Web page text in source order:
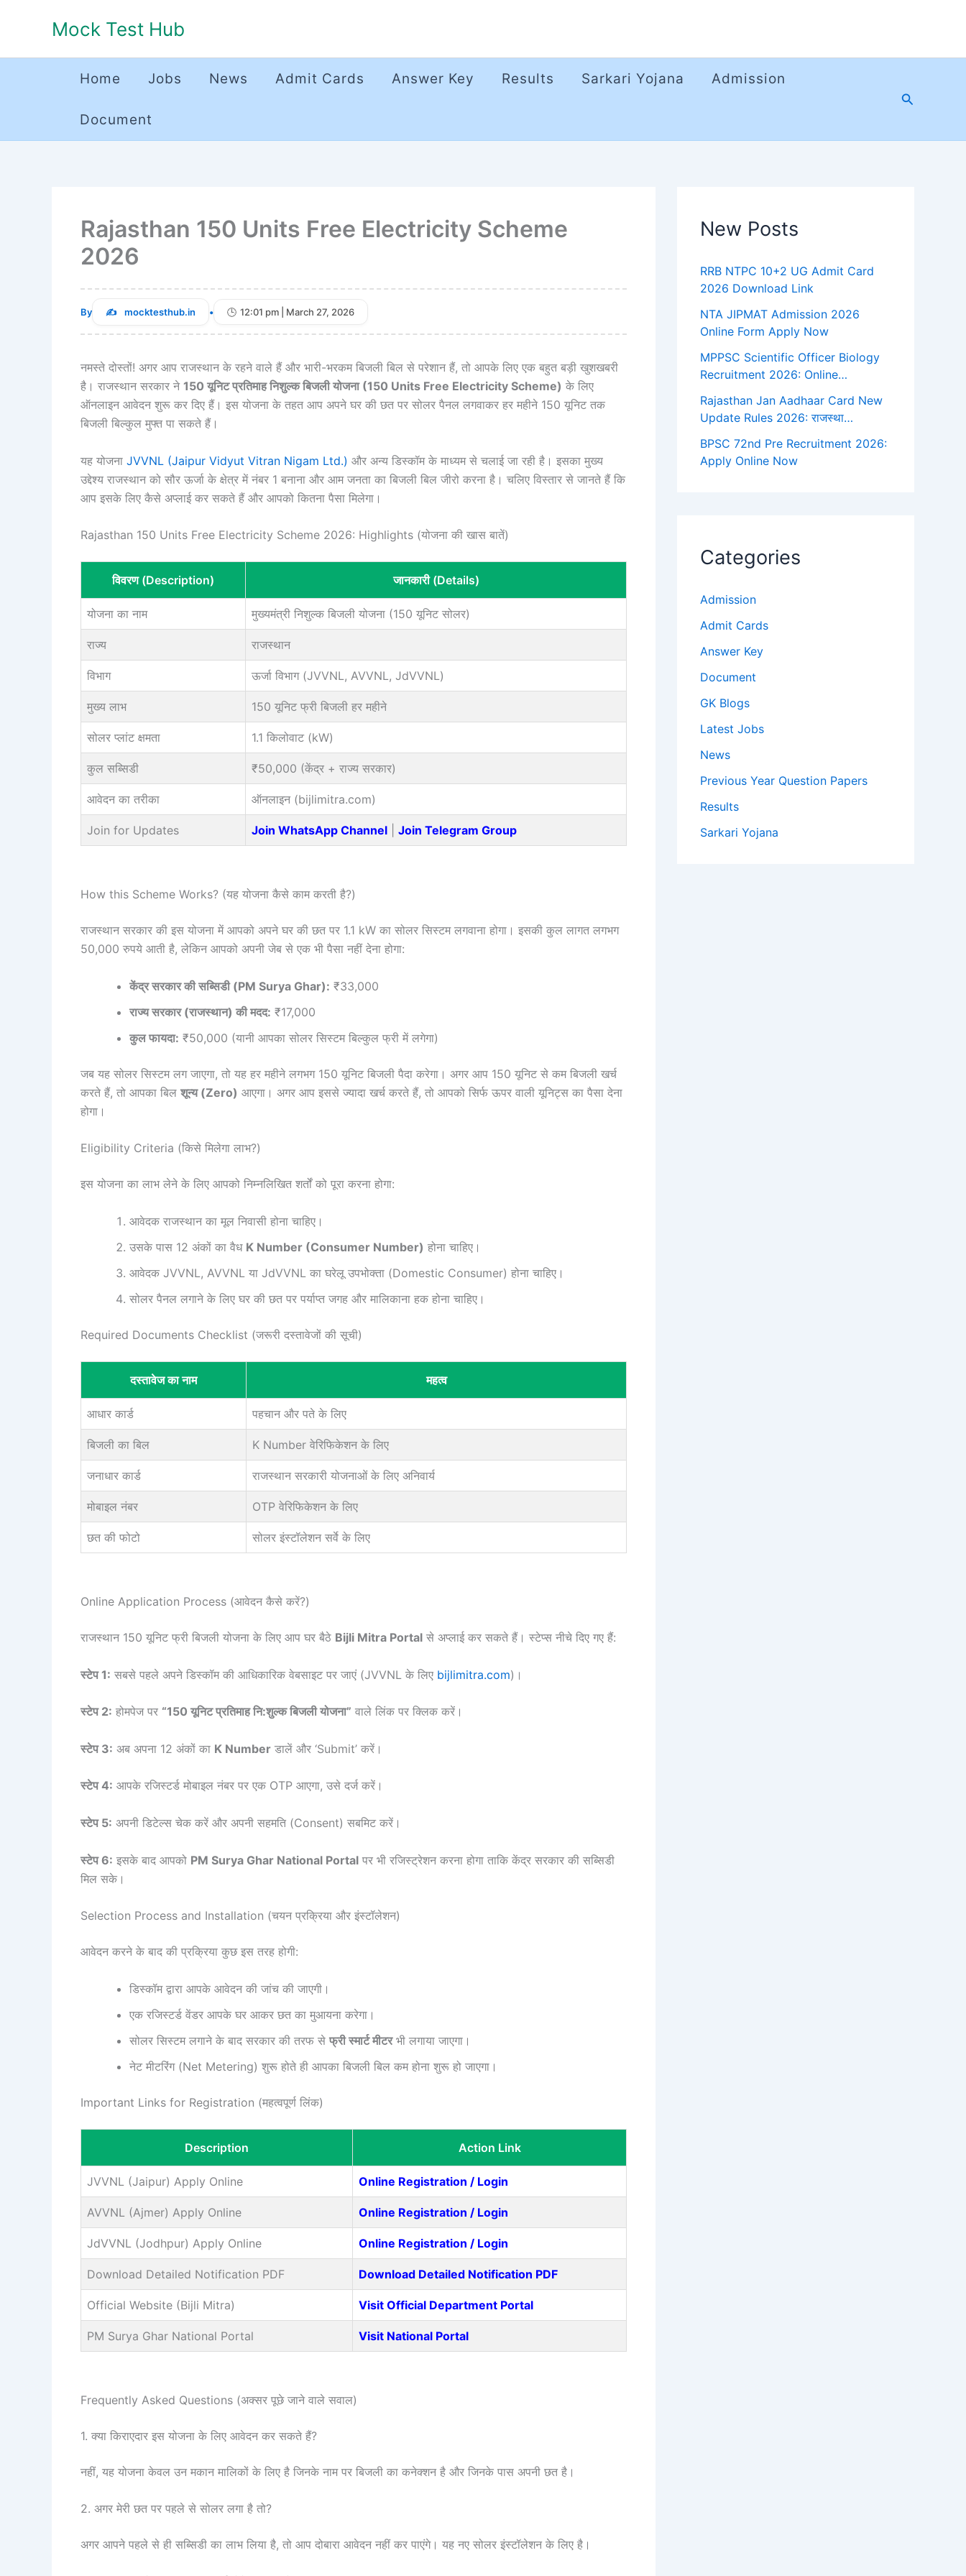
Mock Test Hub
Home Jobs News Admit Cards Answer Key Results Sarkari Yojana Admission
Document
Search
Rajasthan 150 Units Free Electricity Scheme
2026
By mocktesthub.in • 12:01 pm | March 27, 2026
नमस्ते दोस्तों! अगर आप राजस्थान के रहने वाले हैं और भारी-भरकम बिजली बिल से परेशान हैं, तो आपके लिए एक बहुत बड़ी खुशखबरी
है। राजस्थान सरकार ने 150 यूनिट प्रतिमाह निशुल्क बिजली योजना (150 Units Free Electricity Scheme) के लिए
ऑनलाइन आवेदन शुरू कर दिए हैं। इस योजना के तहत आप अपने घर की छत पर सोलर पैनल लगवाकर हर महीने 150 यूनिट तक
बिजली बिल्कुल मुफ्त पा सकते हैं।
यह योजना JVVNL (Jaipur Vidyut Vitran Nigam Ltd.) और अन्य डिस्कॉम के माध्यम से चलाई जा रही है। इसका मुख्य
उद्देश्य राजस्थान को सौर ऊर्जा के क्षेत्र में नंबर 1 बनाना और आम जनता का बिजली बिल जीरो करना है। चलिए विस्तार से जानते हैं कि
आप इसके लिए कैसे अप्लाई कर सकते हैं और आपको कितना पैसा मिलेगा।
Rajasthan 150 Units Free Electricity Scheme 2026: Highlights (योजना की खास बातें)
विवरण (Description) जानकारी (Details)
योजना का नाम मुख्यमंत्री निशुल्क बिजली योजना (150 यूनिट सोलर)
राज्य राजस्थान
विभाग ऊर्जा विभाग (JVVNL, AVVNL, JdVVNL)
मुख्य लाभ 150 यूनिट फ्री बिजली हर महीने
सोलर प्लांट क्षमता 1.1 किलोवाट (kW)
कुल सब्सिडी ₹50,000 (केंद्र + राज्य सरकार)
आवेदन का तरीका ऑनलाइन (bijlimitra.com)
Join for Updates Join WhatsApp Channel Join Telegram Group
How this Scheme Works? (यह योजना कैसे काम करती है?)
राजस्थान सरकार की इस योजना में आपको अपने घर की छत पर 1.1 kW का सोलर सिस्टम लगवाना होगा। इसकी कुल लागत लगभग
50,000 रुपये आती है, लेकिन आपको अपनी जेब से एक भी पैसा नहीं देना होगा:
केंद्र सरकार की सब्सिडी (PM Surya Ghar): ₹33,000
राज्य सरकार (राजस्थान) की मदद: ₹17,000
कुल फायदा: ₹50,000 (यानी आपका सोलर सिस्टम बिल्कुल फ्री में लगेगा)
जब यह सोलर सिस्टम लग जाएगा, तो यह हर महीने लगभग 150 यूनिट बिजली पैदा करेगा। अगर आप 150 यूनिट से कम बिजली खर्च
करते हैं, तो आपका बिल शून्य (Zero) आएगा। अगर आप इससे ज्यादा खर्च करते हैं, तो आपको सिर्फ ऊपर वाली यूनिट्स का पैसा देना
होगा।
Eligibility Criteria (किसे मिलेगा लाभ?)
इस योजना का लाभ लेने के लिए आपको निम्नलिखित शर्तों को पूरा करना होगा:
आवेदक राजस्थान का मूल निवासी होना चाहिए।
उसके पास 12 अंकों का वैध K Number (Consumer Number) होना चाहिए।
आवेदक JVVNL, AVVNL या JdVVNL का घरेलू उपभोक्ता (Domestic Consumer) होना चाहिए।
सोलर पैनल लगाने के लिए घर की छत पर पर्याप्त जगह और मालिकाना हक होना चाहिए।
Required Documents Checklist (जरूरी दस्तावेजों की सूची)
दस्तावेज का नाम महत्व
आधार कार्ड पहचान और पते के लिए
बिजली का बिल K Number वेरिफिकेशन के लिए
जनाधार कार्ड राजस्थान सरकारी योजनाओं के लिए अनिवार्य
मोबाइल नंबर OTP वेरिफिकेशन के लिए
छत की फोटो सोलर इंस्टॉलेशन सर्वे के लिए
Online Application Process (आवेदन कैसे करें?)
राजस्थान 150 यूनिट फ्री बिजली योजना के लिए आप घर बैठे Bijli Mitra Portal से अप्लाई कर सकते हैं। स्टेप्स नीचे दिए गए हैं:
स्टेप 1: सबसे पहले अपने डिस्कॉम की आधिकारिक वेबसाइट पर जाएं (JVVNL के लिए bijlimitra.com)।
स्टेप 2: होमपेज पर “150 यूनिट प्रतिमाह नि:शुल्क बिजली योजना” वाले लिंक पर क्लिक करें।
स्टेप 3: अब अपना 12 अंकों का K Number डालें और ‘Submit’ करें।
स्टेप 4: आपके रजिस्टर्ड मोबाइल नंबर पर एक OTP आएगा, उसे दर्ज करें।
स्टेप 5: अपनी डिटेल्स चेक करें और अपनी सहमति (Consent) सबमिट करें।
स्टेप 6: इसके बाद आपको PM Surya Ghar National Portal पर भी रजिस्ट्रेशन करना होगा ताकि केंद्र सरकार की सब्सिडी
मिल सके।
Selection Process and Installation (चयन प्रक्रिया और इंस्टॉलेशन)
आवेदन करने के बाद की प्रक्रिया कुछ इस तरह होगी:
डिस्कॉम द्वारा आपके आवेदन की जांच की जाएगी।
एक रजिस्टर्ड वेंडर आपके घर आकर छत का मुआयना करेगा।
सोलर सिस्टम लगाने के बाद सरकार की तरफ से फ्री स्मार्ट मीटरभी लगाया जाएगा।
नेट मीटरिंग (Net Metering) शुरू होते ही आपका बिजली बिल कम होना शुरू हो जाएगा।
Important Links for Registration (महत्वपूर्ण लिंक)
Description Action Link
JVVNL (Jaipur) Apply Online Online Registration / Login
AVVNL (Ajmer) Apply Online Online Registration / Login
JdVVNL (Jodhpur) Apply Online Online Registration / Login
Download Detailed Notification PDF Download Detailed Notification PDF
Official Website (Bijli Mitra) Visit Official Department Portal
PM Surya Ghar National Portal Visit National Portal
Frequently Asked Questions (अक्सर पूछे जाने वाले सवाल)
1. क्या किराएदार इस योजना के लिए आवेदन कर सकते हैं?
नहीं, यह योजना केवल उन मकान मालिकों के लिए है जिनके नाम पर बिजली का कनेक्शन है और जिनके पास अपनी छत है।
2. अगर मेरी छत पर पहले से सोलर लगा है तो?
अगर आपने पहले से ही सब्सिडी का लाभ लिया है, तो आप दोबारा आवेदन नहीं कर पाएंगे। यह नए सोलर इंस्टॉलेशन के लिए है।
New Posts
RRB NTPC 10+2 UG Admit Card
2026 Download Link
NTA JIPMAT Admission 2026
Online Form Apply Now
MPPSC Scientific Officer Biology
Recruitment 2026: Online…
Rajasthan Jan Aadhaar Card New
Update Rules 2026: राजस्था…
BPSC 72nd Pre Recruitment 2026:
Apply Online Now
Categories
Admission
Admit Cards
Answer Key
Document
GK Blogs
Latest Jobs
News
Previous Year Question Papers
Results
Sarkari Yojana